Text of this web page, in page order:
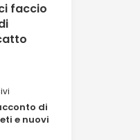
faccio
di
e nuovi